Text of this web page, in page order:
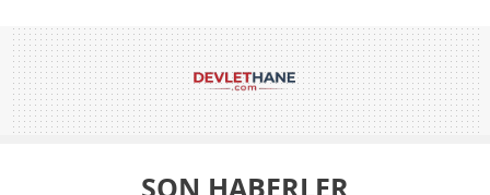
SON HABERLER